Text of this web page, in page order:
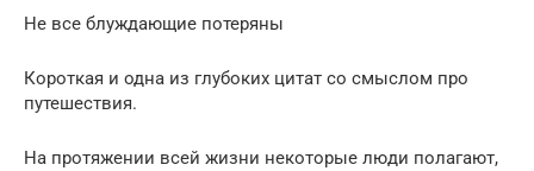
Не все блуждающие потеряны
Короткая и одна из глубоких цитат со смыслом про
путешествия.
На протяжении всей жизни некоторые люди полагают,